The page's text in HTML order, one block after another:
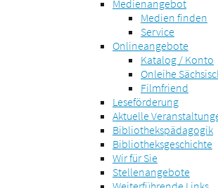
Medienangebot
Medien finden
Service
Onlineangebote
Katalog / Konto
Onleihe
Filmfriend
Leseförderung
Aktuelle
Bibliothekspädagogik
Bibliotheksgeschichte
Wir für Sie
Stellenangebote